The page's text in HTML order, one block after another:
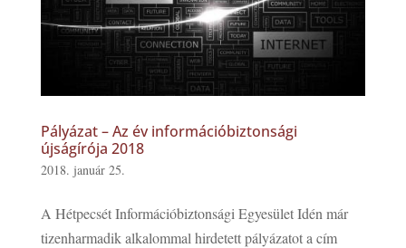
Pályázat – Az év információbiztonsági
újságírója 2018
2018. január 25.
A Hétpecsét Információbiztonsági Egyesület Idén már
tizenharmadik alkalommal hirdetett pályázatot a cím